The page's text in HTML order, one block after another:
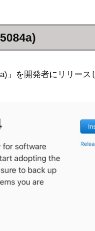
」を開発者にリリース